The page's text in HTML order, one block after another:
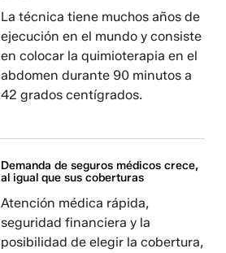
La técnica tiene muchos años de
ejecución en el mundo y consiste
en colocar la quimioterapia en el
abdomen durante 90 minutos a
42 grados centígrados.
Demanda de seguros médicos crece,
al igual que sus coberturas
Atención médica rápida,
seguridad financiera y la
posibilidad de elegir la cobertura,